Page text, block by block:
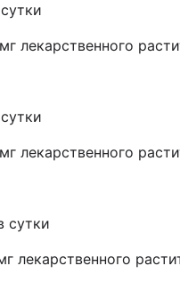
лекарственного
лекарственного
сутки
лекарственного